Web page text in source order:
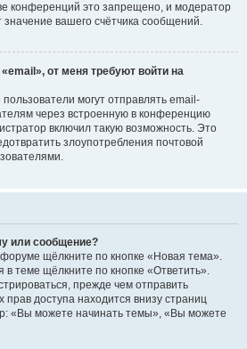
конференций это запрещено, и модератор
вашего счётчика сообщений.
от меня требуют войти на
могут отправлять email-
через встроенную в конференцию
включил такую возможность. Это
злоупотребления почтовой
или сообщение?
щёлкните по кнопке «Новая тема».
теме щёлкните по кнопке «Ответить».
прежде чем отправить
доступа находится внизу страниц
«Вы можете начинать темы», «Вы можете